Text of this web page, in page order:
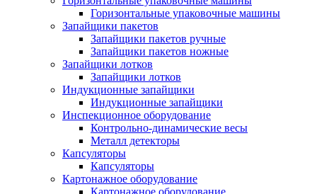
Горизонтальные упаковочные машины
Запайщики пакетов
Запайщики пакетов ручные
Запайщики пакетов ножные
Запайщики лотков
Запайщики лотков
Индукционные запайщики
Индукционные запайщики
Инспекционное оборудование
Контрольно-динамические весы
Металл детекторы
Капсуляторы
Капсуляторы
Картонажное оборудование
Картонажное оборудование